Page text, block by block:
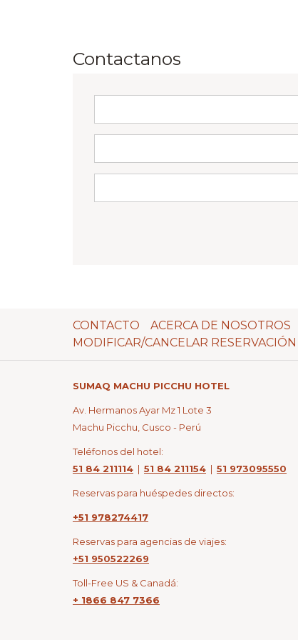
Contactanos
CONTACTO ACERCA DE NOSOTROS
MODIFICAR/CANCELAR RESERVACIÓN
SUMAQ MACHU PICCHU HOTEL
Av. Hermanos Ayar Mz 1 Lote 3
Machu Picchu, Cusco - Perú
Teléfonos del hotel:
51 84 211114 | 51 84 211154 | 51 973095550
Reservas para huéspedes directos:
+51 978274417
Reservas para agencias de viajes:
+51 950522269
Toll-Free US & Canadá:
+ 1866 847 7366